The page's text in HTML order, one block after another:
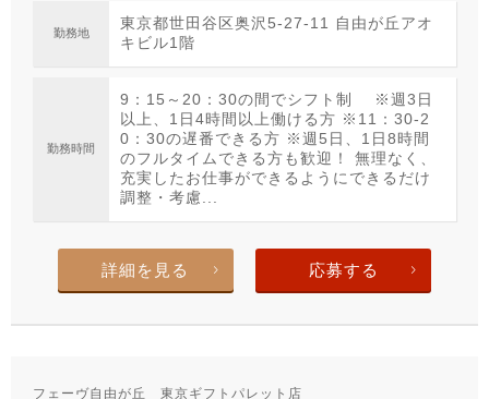
勤務地
東京都世田谷区奥沢5-27-11 自由が丘アオ
キビル1階
勤務時間
9：15～20：30の間でシフト制 ※週3日
以上、1日4時間以上働ける方 ※11：30-2
0：30の遅番できる方 ※週5日、1日8時間
のフルタイムできる方も歓迎！ 無理なく、
充実したお仕事ができるようにできるだけ
調整・考慮...
詳細を見る 応募する
フェーヴ自由が丘 東京ギフトパレット店